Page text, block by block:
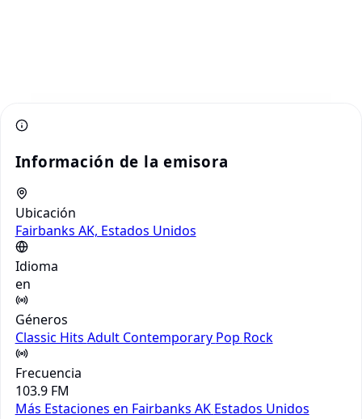
Información de la emisora
Ubicación
Fairbanks AK, Estados Unidos
Idioma
en
Géneros
Classic Hits Adult Contemporary Pop Rock
Frecuencia
103.9 FM
Más Estaciones en Fairbanks AK Estados Unidos